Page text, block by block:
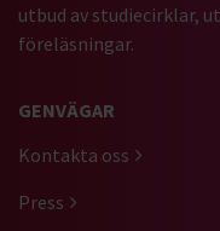
utbud av studiecirklar,
föreläsningar.
GENVÄGAR
Kontakta oss
Press